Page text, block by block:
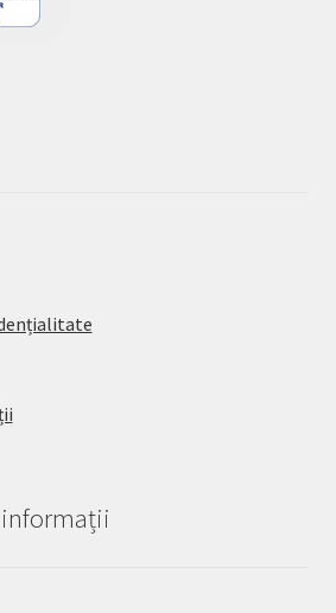
informații